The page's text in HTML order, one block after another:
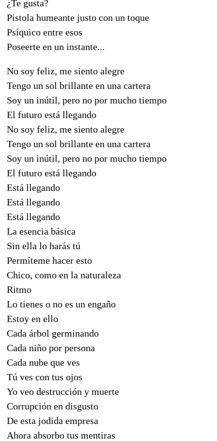
¿Te gusta?
Pistola humeante justo con un toque
Psíquico entre esos
Poseerte en un instante...
No soy feliz, me siento alegre
Tengo un sol brillante en una cartera
Soy un inútil, pero no por mucho tiempo
El futuro está llegando
No soy feliz, me siento alegre
Tengo un sol brillante en una cartera
Soy un inútil, pero no por mucho tiempo
El futuro está llegando
Está llegando
Está llegando
Está llegando
La esencia básica
Sin ella lo harás tú
Permíteme hacer esto
Chico, como en la naturaleza
Ritmo
Lo tienes o no es un engaño
Estoy en ello
Cada árbol germinando
Cada niño por persona
Cada nube que ves
Tú ves con tus ojos
Yo veo destrucción y muerte
Corrupción en disgusto
De esta jodida empresa
Ahora absorbo tus mentiras